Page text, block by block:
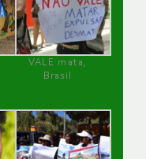
VALE mata,
Brasil